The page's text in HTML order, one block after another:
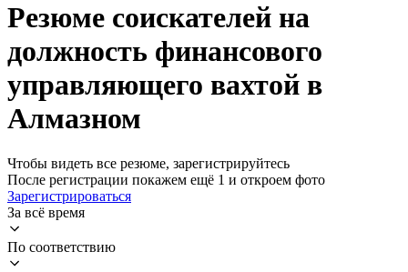
Резюме соискателей на
должность финансового
управляющего вахтой в
Алмазном
Чтобы видеть все резюме, зарегистрируйтесь
После регистрации покажем ещё 1 и откроем фото
Зарегистрироваться
За всё время
По соответствию